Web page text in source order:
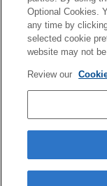
Pocz.
Zmiana
F. fotogr. z
W przypadku
aparatu niż Ver.2.00
https://
Strona wyboru
Copyright 2024 Sony
Optional Cookies.
any time by
selected cookie
website may not
Review our